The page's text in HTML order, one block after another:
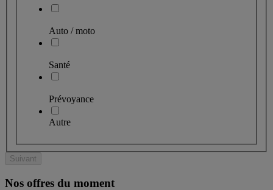
Auto / moto
Santé
Prévoyance
Autre
Suivant
Nos offres du moment